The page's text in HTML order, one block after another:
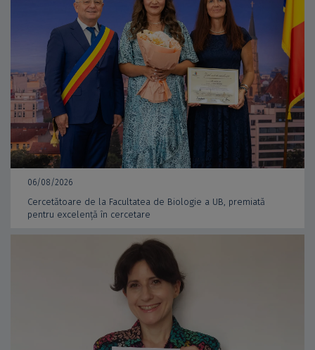
06/08/2026
Cercetătoare de la Facultatea de Biologie a UB, premiată
pentru excelență în cercetare